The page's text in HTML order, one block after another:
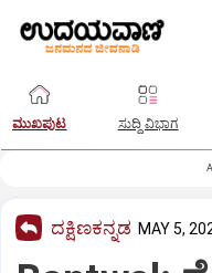
ಮುಖಪುಟ ಸುದ್ದಿ ವಿಭಾಗ
ದಕ್ಷಿಣಕನ್ನಡ MAY 5,